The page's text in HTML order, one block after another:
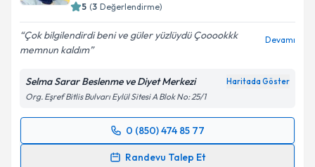
5 (3 Değerlendirme)
Çok bilgilendirdi beni ve güler yüzlüydü Çooookkk
memnun kaldım
Devamı
Selma Sarar Beslenme ve Diyet Merkezi Haritada Göster
Org. Eşref Bitlis Bulvarı Eylül Sitesi A Blok No: 25/1
0 (850) 474 85 77
Randevu Talep Et
Randevu Takvimi Talebi